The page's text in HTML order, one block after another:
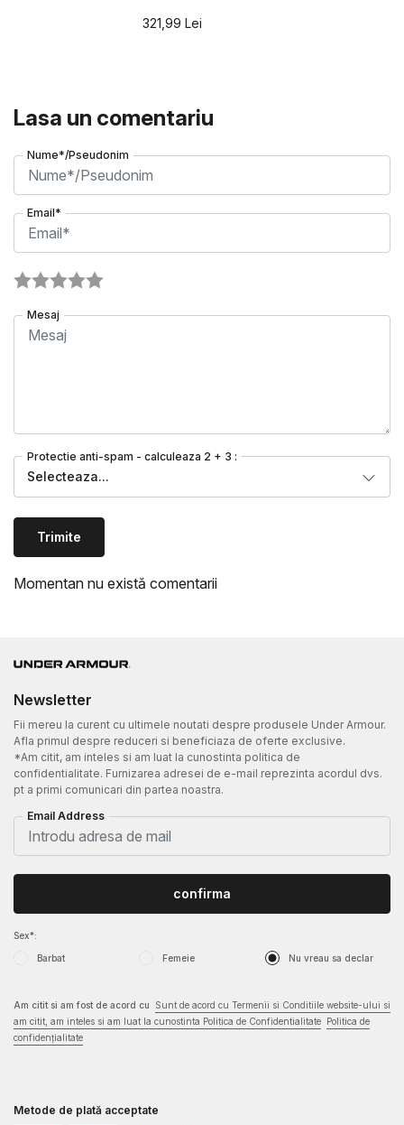
321,99 Lei
Lasa un comentariu
Nume*/Pseudonim
Email*
Mesaj
Protectie anti-spam - calculeaza 2 + 3 :
Selecteaza...
Trimite
Momentan nu există comentarii
Newsletter
Fii mereu la curent cu ultimele noutati despre produsele Under Armour.
Afla primul despre reduceri si beneficiaza de oferte exclusive.
*Am citit, am inteles si am luat la cunostinta politica de
confidentialitate. Furnizarea adresei de e-mail reprezinta acordul dvs.
pt a primi comunicari din partea noastra.
Email Address
Sex*:
Barbat Femeie Nu vreau sa declar
confirma
Am citit si am fost de acord cu
Sunt de acord cu Termenii si Conditiile website-ului si
am citit, am inteles si am luat la cunostinta Politica de Confidentialitate
Politica de
confidențialitate
Metode de plată acceptate